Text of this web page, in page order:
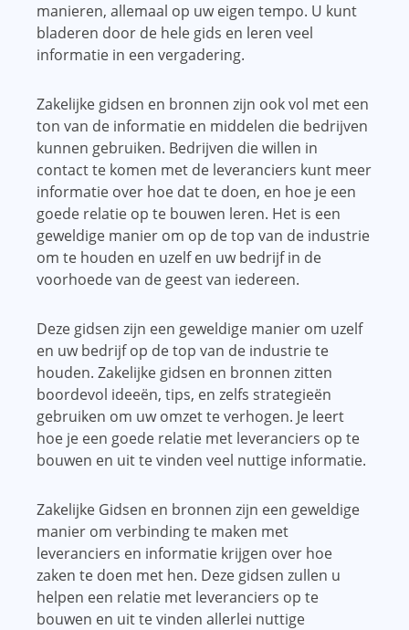
manieren, allemaal op uw eigen tempo. U kunt
bladeren door de hele gids en leren veel
informatie in een vergadering.
Zakelijke gidsen en bronnen zijn ook vol met een
ton van de informatie en middelen die bedrijven
kunnen gebruiken. Bedrijven die willen in
contact te komen met de leveranciers kunt meer
informatie over hoe dat te doen, en hoe je een
goede relatie op te bouwen leren. Het is een
geweldige manier om op de top van de industrie
om te houden en uzelf en uw bedrijf in de
voorhoede van de geest van iedereen.
Deze gidsen zijn een geweldige manier om uzelf
en uw bedrijf op de top van de industrie te
houden. Zakelijke gidsen en bronnen zitten
boordevol ideeën, tips, en zelfs strategieën
gebruiken om uw omzet te verhogen. Je leert
hoe je een goede relatie met leveranciers op te
bouwen en uit te vinden veel nuttige informatie.
Zakelijke Gidsen en bronnen zijn een geweldige
manier om verbinding te maken met
leveranciers en informatie krijgen over hoe
zaken te doen met hen. Deze gidsen zullen u
helpen een relatie met leveranciers op te
bouwen en uit te vinden allerlei nuttige